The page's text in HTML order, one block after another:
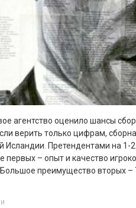
агентство оценило шансы
верить только цифрам,
Исландии. Претендентами на 1-
первых – опыт и качество
преимущество вторых –